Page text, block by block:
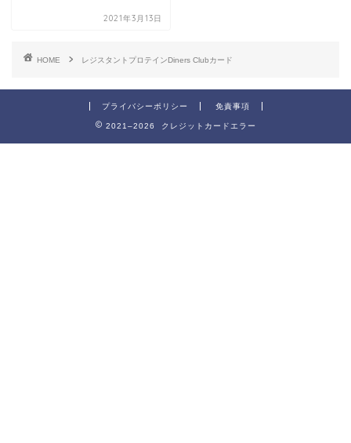
2021年3月13日
HOME レジスタントプロテインDiners Clubカード
プライバシーポリシー 免責事項
2021–2026 クレジットカードエラー